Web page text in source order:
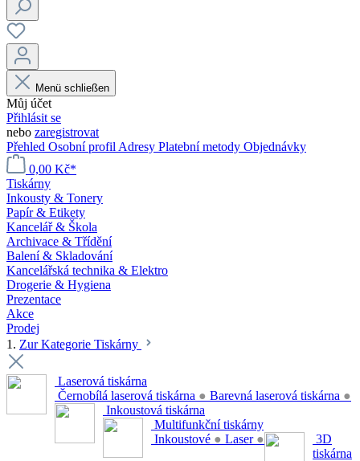
Menü schließen
Můj účet
Přihlásit se
nebo zaregistrovat
Přehled Osobní profil Adresy Platební metody Objednávky
0,00 Kč*
Tiskárny
Inkousty & Tonery
Papír & Etikety
Kancelář & Škola
Archivace & Třídění
Balení & Skladování
Kancelářská technika & Elektro
Drogerie & Hygiena
Prezentace
Akce
Prodej
1. Zur Kategorie Tiskárny
Laserová tiskárna
Černobílá laserová tiskárna ● Barevná laserová tiskárna ●
Inkoustová tiskárna
Multifunkční tiskárny
Inkoustové ● Laser ●
3D
tiskárna